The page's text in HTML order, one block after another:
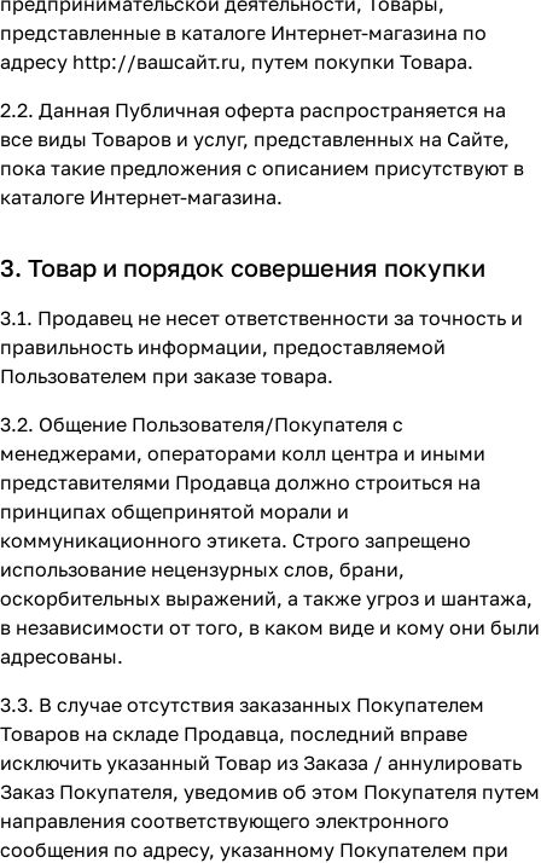
представленные в каталоге Интернет-магазина по
адресу http://вашсайт.ru, путем покупки Товара.
2.2. Данная Публичная оферта распространяется на
все виды Товаров и услуг, представленных на Сайте,
пока такие предложения с описанием присутствуют в
каталоге Интернет-магазина.
3. Товар и порядок совершения покупки
3.1. Продавец не несет ответственности за точность и
правильность информации, предоставляемой
Пользователем при заказе товара.
3.2. Общение Пользователя/Покупателя с
менеджерами, операторами колл центра и иными
представителями Продавца должно строиться на
принципах общепринятой морали и
коммуникационного этикета. Строго запрещено
использование нецензурных слов, брани,
оскорбительных выражений, а также угроз и шантажа,
в независимости от того, в каком виде и кому они были
адресованы.
3.3. В случае отсутствия заказанных Покупателем
Товаров на складе Продавца, последний вправе
исключить указанный Товар из Заказа / аннулировать
Заказ Покупателя, уведомив об этом Покупателя путем
направления соответствующего электронного
сообщения по адресу, указанному Покупателем при